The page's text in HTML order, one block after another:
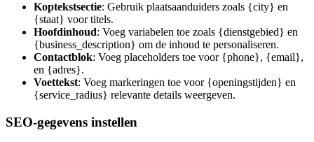
Koptekstsectie: Gebruik plaatsaanduiders zoals {city} en
{staat} voor titels.
Hoofdinhoud: Voeg variabelen toe zoals {dienstgebied} en
{business_description} om de inhoud te personaliseren.
Contactblok: Voeg placeholders toe voor {phone}, {email},
en {adres}.
Voettekst: Voeg markeringen toe voor {openingstijden} en
{service_radius} relevante details weergeven.
SEO-gegevens instellen